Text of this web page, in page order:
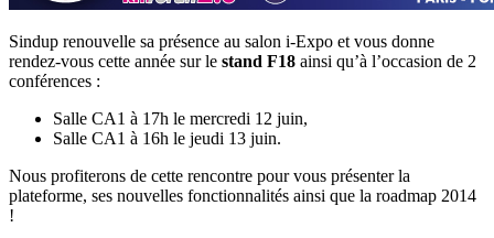
Sindup renouvelle sa présence au salon i-Expo et vous donne
rendez-vous cette année sur le stand F18 ainsi qu’à l’occasion de 2
conférences :
Salle CA1 à 17h le mercredi 12 juin,
Salle CA1 à 16h le jeudi 13 juin.
Nous profiterons de cette rencontre pour vous présenter la
plateforme, ses nouvelles fonctionnalités ainsi que la roadmap 2014
!